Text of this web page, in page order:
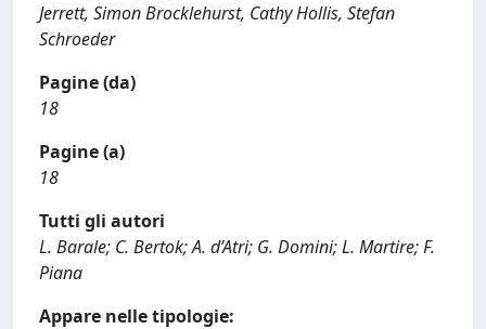
Jerrett, Simon Brocklehurst, Cathy Hollis, Stefan
Schroeder
Pagine (da)
18
Pagine (a)
18
Tutti gli autori
L. Barale; C. Bertok; A. d’Atri; G. Domini; L. Martire; F.
Piana
Appare nelle tipologie: